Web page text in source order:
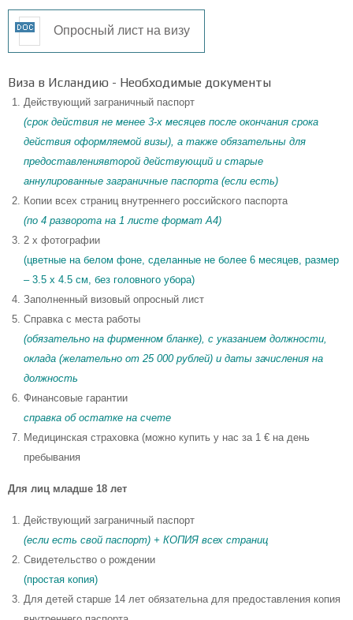
Опросный лист на визу
Виза в Исландию - Необходимые документы
Действующий заграничный паспорт
(срок действия не менее 3-х месяцев после окончания срока
действия оформляемой визы), а также обязательны для
предоставлениявторой действующий и старые
аннулированные заграничные паспорта (если есть)
Копии всех страниц внутреннего российского паспорта
(по 4 разворота на 1 листе формат A4)
2 x фотографии
(цветные на белом фоне, сделанные не более 6 месяцев, размер
– 3.5 x 4.5 см, без головного убора)
Заполненный визовый опросный лист
Справка с места работы
(обязательно на фирменном бланке), с указанием должности,
оклада (желательно от 25 000 рублей) и даты зачисления на
должность
Финансовые гарантии
справка об остатке на счете
Медицинская страховка (можно купить у нас за 1 € на день
пребывания
Для лиц младше 18 лет
Действующий заграничный паспорт
(если есть свой паспорт) + КОПИЯ всех страниц
Свидетельство о рождении
(простая копия)
Для детей старше 14 лет обязательна для предоставления копия